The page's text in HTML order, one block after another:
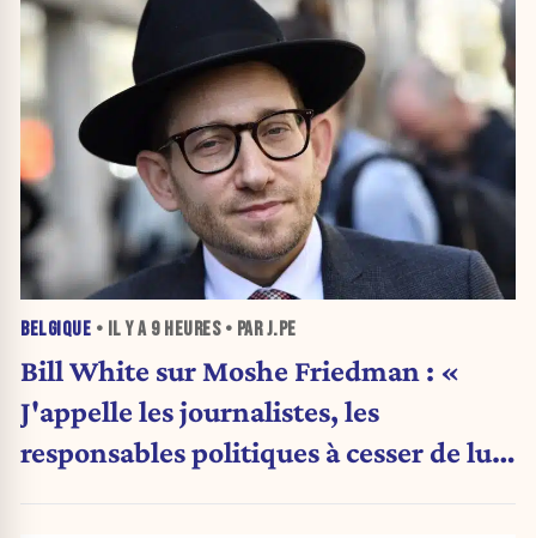
BELGIQUE • IL Y A 9 HEURES• PAR J.PE
Bill White sur Moshe Friedman : «
J'appelle les journalistes, les
responsables politiques à cesser de lui